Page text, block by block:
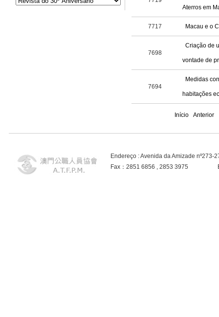
Aterros em
7717 Macau e o
7698
Criação de
vontade de
7694
Medidas
habitações
Início Anterior
Endereço : Avenida da Amizade
Fax：2851 6856 , 2853 3975